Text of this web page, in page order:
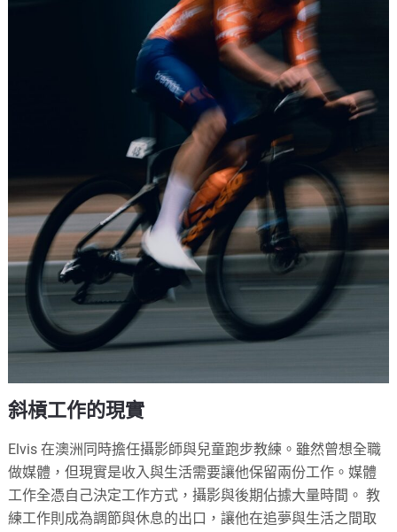
斜槓工作的現實
Elvis 在澳洲同時擔任攝影師與兒童跑步教練。雖然曾想全職
做媒體，但現實是收入與生活需要讓他保留兩份工作。媒體
工作全憑自己決定工作方式，攝影與後期佔據大量時間。 教
練工作則成為調節與休息的出口，讓他在追夢與生活之間取